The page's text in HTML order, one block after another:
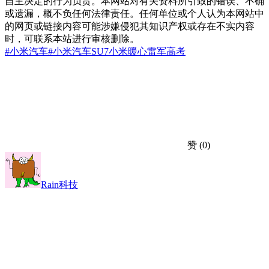
或遗漏，概不负任何法律责任。任何单位或个人认为本网站中
的网页或链接内容可能涉嫌侵犯其知识产权或存在不实内容
时，可联系本站进行审核删除。
#小米汽车#小米汽车SU7小米暖心雷军高考
赞 (0)
Rain科技